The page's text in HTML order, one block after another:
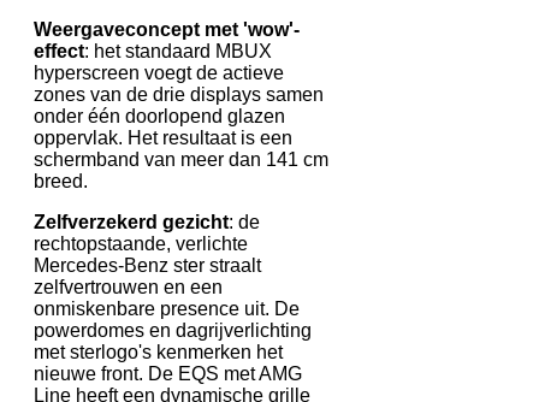
Weergaveconcept met 'wow'-
effect: het standaard MBUX
hyperscreen voegt de actieve
zones van de drie displays samen
onder één doorlopend glazen
oppervlak. Het resultaat is een
schermband van meer dan 141 cm
breed.
Zelfverzekerd gezicht: de
rechtopstaande, verlichte
Mercedes-Benz ster straalt
zelfvertrouwen en een
onmiskenbare presence uit. De
powerdomes en dagrijverlichting
met sterlogo's kenmerken het
nieuwe front. De EQS met AMG
Line heeft een dynamische grille